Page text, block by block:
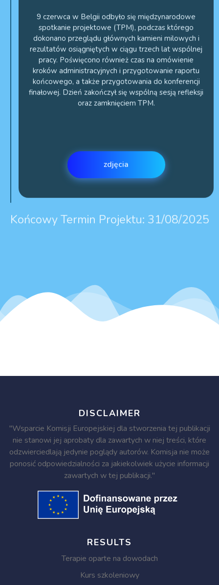
dokonano przeglądu głównych kamieni milowych i
rezultatów osiągniętych w ciągu trzech lat wspólnej
pracy. Poświęcono również czas na omówienie
kroków administracyjnych i przygotowanie raportu
końcowego, a także przygotowania do konferencji
finałowej. Dzień zakończył się wspólną sesją refleksji
oraz zamknięciem TPM.
Końcowy Termin Projektu: 31/08/2025
DISCLAIMER
"Wsparcie Komisji Europejskiej dla stworzenia tej publikacji
nie stanowi jej aprobaty dla zawartych w niej treści, które
odzwierciedlają jedynie poglądy autorów. Komisja nie może
ponosić odpowiedzialności za jakiekolwiek użycie informacji
zawartych w tej publikacji."
RESULTS
Terapie oparte na dowodach
Kurs szkoleniowy